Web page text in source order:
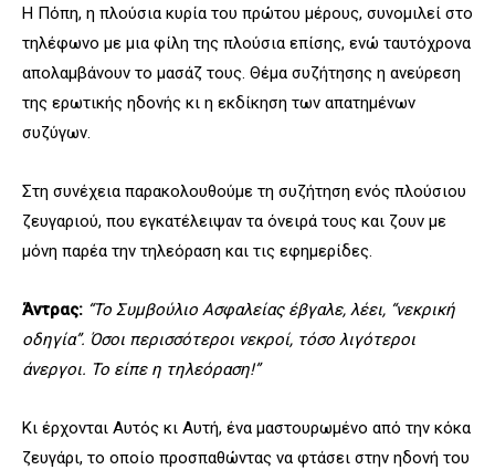
Η Πόπη, η πλούσια κυρία του πρώτου μέρους, συνομιλεί στο
τηλέφωνο με μια φίλη της πλούσια επίσης, ενώ ταυτόχρονα
απολαμβάνουν το μασάζ τους. Θέμα συζήτησης η ανεύρεση
της ερωτικής ηδονής κι η εκδίκηση των απατημένων
συζύγων.
Στη συνέχεια παρακολουθούμε τη συζήτηση ενός πλούσιου
ζευγαριού, που εγκατέλειψαν τα όνειρά τους και ζουν με
μόνη παρέα την τηλεόραση και τις εφημερίδες.
Άντρας: “Το Συμβούλιο Ασφαλείας έβγαλε, λέει, “νεκρική
οδηγία”. Όσοι περισσότεροι νεκροί, τόσο λιγότεροι
άνεργοι. Το είπε η τηλεόραση!”
Κι έρχονται Αυτός κι Αυτή, ένα μαστουρωμένο από την κόκα
ζευγάρι, το οποίο προσπαθώντας να φτάσει στην ηδονή του